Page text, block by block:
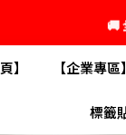
🚚
💬 加
台灣精
】 【企業專區】
標籤